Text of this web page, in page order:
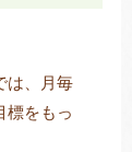
は、月毎
標をもっ